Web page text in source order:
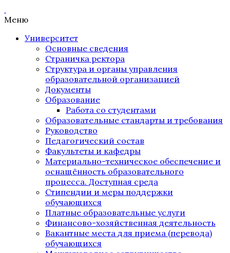
Меню
Университет
Основные сведения
Страничка ректора
Структура и органы управления
образовательной организацией
Документы
Образование
Работа со студентами
Образовательные стандарты и требования
Руководство
Педагогический состав
Факультеты и кафедры
Материально-техническое обеспечение и
оснащённость образовательного
процесса. Доступная среда
Стипендии и меры поддержки
обучающихся
Платные образовательные услуги
Финансово-хозяйственная деятельность
Вакантные места для приема (перевода)
обучающихся